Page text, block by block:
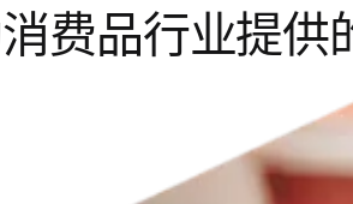
费品行业提供